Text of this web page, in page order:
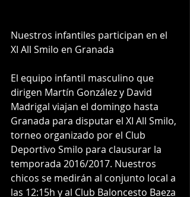
Nuestros infantiles participan en el
XI All Smilo en Granada
El equipo infantil masculino que
dirigen Martín González y David
Madrigal viajan el domingo hasta
Granada para disputar el XI All Smilo,
torneo organizado por el Club
Deportivo Smilo para clausurar la
temporada 2016/2017. Nuestros
chicos se medirán al conjunto local a
las 12:15h y al Club Baloncesto Baeza